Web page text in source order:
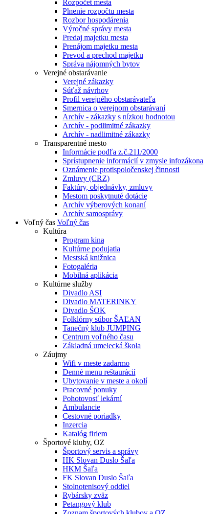
Rozpočet mesta
Plnenie rozpočtu mesta
Rozbor hospodárenia
Výročné správy mesta
Predaj majetku mesta
Prenájom majetku mesta
Prevod a prechod majetku
Správa nájomných bytov
Verejné obstarávanie
Verejné zákazky
Súťaž návrhov
Profil verejného obstarávateľa
Smernica o verejnom obstarávaní
Archív - zákazky s nízkou hodnotou
Archív - podlimitné zákazky
Archív - nadlimitné zákazky
Transparentné mesto
Informácie podľa z.č.211/2000
Sprístupnenie informácií v zmysle infozákona
Oznámenie protispoločenskej činnosti
Zmluvy (CRZ)
Faktúry, objednávky, zmluvy
Mestom poskytnuté dotácie
Archív výberových konaní
Archív samosprávy
Voľný čas Voľný čas
Kultúra
Program kina
Kultúrne podujatia
Mestská knižnica
Fotogaléria
Mobilná aplikácia
Kultúrne služby
Divadlo ASI
Divadlo MATERINKY
Divadlo ŠOK
Folklórny súbor ŠAĽAN
Tanečný klub JUMPING
Centrum voľného času
Základná umelecká škola
Záujmy
Wifi v meste zadarmo
Denné menu reštaurácií
Ubytovanie v meste a okolí
Pracovné ponuky
Pohotovosť lekární
Ambulancie
Cestovné poriadky
Inzercia
Katalóg firiem
Športové kluby, OZ
Športový servis a správy
HK Slovan Duslo Šaľa
HKM Šaľa
FK Slovan Duslo Šaľa
Stolnotenisový oddiel
Rybársky zväz
Petangový klub